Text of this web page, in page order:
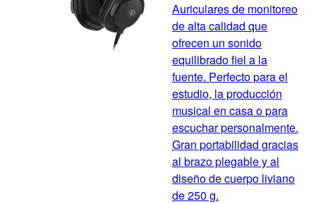
Auriculares de monitoreo
de alta calidad que
ofrecen un sonido
equilibrado fiel a la
fuente. Perfecto para el
estudio, la producción
musical en casa o para
escuchar personalmente.
Gran portabilidad gracias
al brazo plegable y al
diseño de cuerpo liviano
de 250 g.